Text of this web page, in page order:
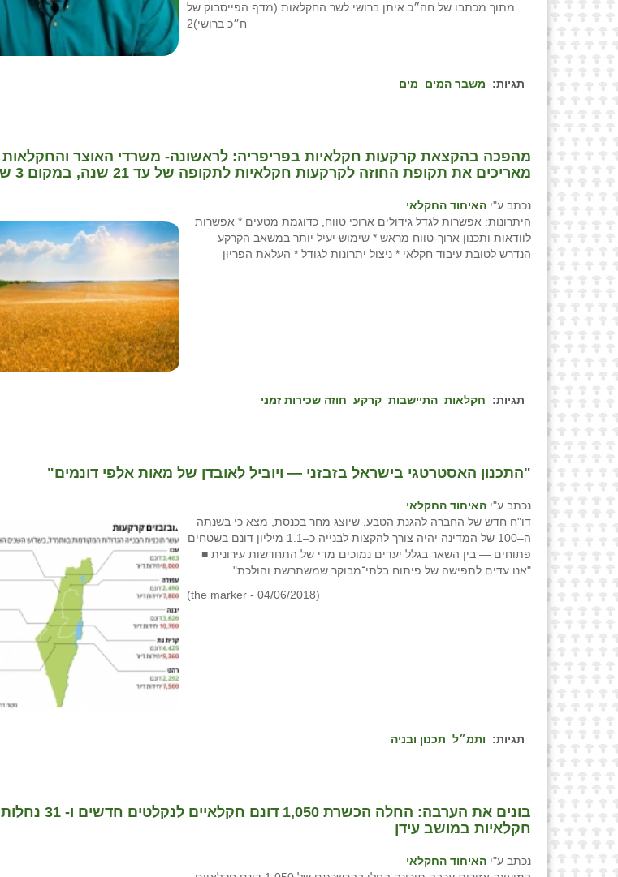
מתוך מכתבו של חה״כ איתן ברושי לשר החקלאות (מדף הפייסבוק של
ח״כ ברושי)2
תגיות: משבר המים מים
מהפכה בהקצאת קרקעות חקלאיות בפריפריה: לראשונה- משרדי האוצר והחקלאות
מאריכים את תקופת החוזה לקרקעות חקלאיות לתקופה של עד 21 שנה, במקום 3 שנים כיום
נכתב ע"י האיחוד החקלאי
היתרונות: אפשרות לגדל גידולים ארוכי טווח, כדוגמת מטעים * אפשרות
לוודאות ותכנון ארוך-טווח מראש * שימוש יעיל יותר במשאב הקרקע
הנדרש לטובת עיבוד חקלאי * ניצול יתרונות לגודל * העלאת הפריון
תגיות: חקלאות התיישבות קרקע חוזה שכירות זמני
"התכנון האסטרטגי בישראל בזבזני — ויוביל לאובדן של מאות אלפי דונמים"
נכתב ע"י האיחוד החקלאי
דו"ח חדש של החברה להגנת הטבע, שיוצג מחר בכנסת, מצא כי בשנתה
ה–100 של המדינה יהיה צורך להקצות לבנייה כ–1.1 מיליון דונם בשטחים
פתוחים — בין השאר בגלל יעדים נמוכים מדי של התחדשות עירונית ■
"אנו עדים לתפישה של פיתוח בלתי־מבוקר שמשתרשת והולכת"
(the marker - 04/06/2018)
תגיות: ותמ״ל תכנון ובניה
בונים את הערבה: החלה הכשרת 1,050 דונם חקלאיים לנקלטים חדשים ו- 31 נחלות
חקלאיות במושב עידן
נכתב ע"י האיחוד החקלאי